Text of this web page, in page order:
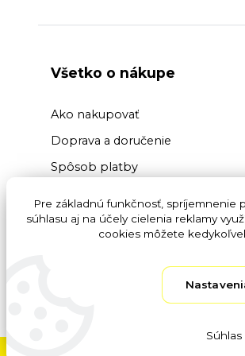
Všetko o nákupe
Ako nakupovať
Doprava a doručenie
Spôsob platby
Reklamácia tovaru
Obchodné podmienky
Pre základnú funkčnosť, spríjemnenie
súhlasu aj na účely cielenia reklamy
cookies môžete